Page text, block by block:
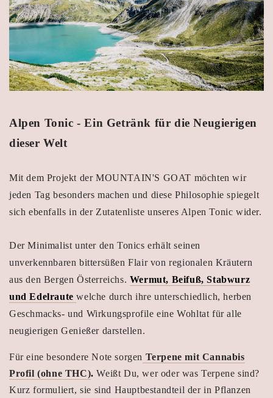
Alpen Tonic - Ein Getränk für die Neugierigen
dieser Welt
Mit dem Projekt der MOUNTAIN'S GOAT möchten wir
jeden Tag besonders machen und diese Philosophie spiegelt
sich ebenfalls in der Zutatenliste unseres Alpen Tonic wider.
Der Minimalist unter den Tonics erhält seinen
unverkennbaren bittersüßen Flair von regionalen Kräutern
aus den Bergen Österreichs. Wermut, Beifuß, Stabwurz
und Edelraute welche durch ihre unterschiedlich, herben
Geschmacks- und Wirkungsprofile eine Wohltat für alle
neugierigen Genießer darstellen.
Für eine besondere Note sorgen Terpene mit Cannabis
Profil (ohne THC). Weißt Du, wer oder was Terpene sind?
Kurz formuliert, sie sind Hauptbestandteil der in Pflanzen